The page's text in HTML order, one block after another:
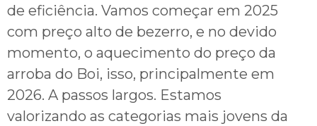
de eficiência. Vamos começar em 2025
com preço alto de bezerro, e no devido
momento, o aquecimento do preço da
arroba do Boi, isso, principalmente em
2026. A passos largos. Estamos
valorizando as categorias mais jovens da